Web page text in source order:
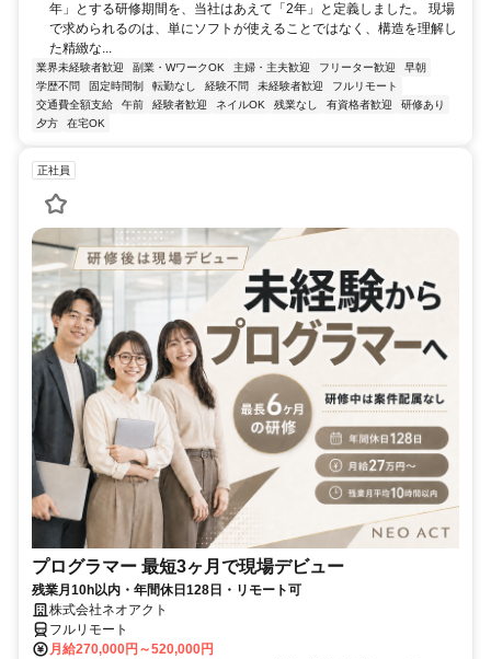
年」とする研修期間を、当社はあえて「2年」と定義しました。 現場
で求められるのは、単にソフトが使えることではなく、構造を理解し
た精緻な...
業界未経験者歓迎 副業・WワークOK 主婦・主夫歓迎 フリーター歓迎
早朝
学歴不問
固定時間制 転勤なし 経験不問 未経験者歓迎
フルリモート
交通費全額支給
午前 経験者歓迎 ネイルOK 残業なし 有資格者歓迎
研修あり
夕方
在宅OK
正社員
プログラマー 最短3ヶ月で現場デビュー
残業月10h以内・年間休日128日・リモート可
株式会社ネオアクト
フルリモート
月給270,000円～520,000円